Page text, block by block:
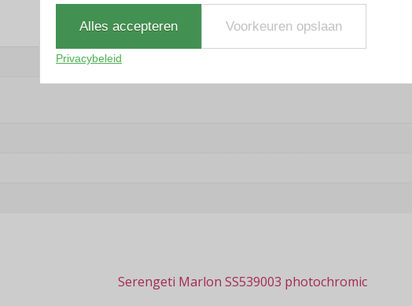
Alles accepteren Voorkeuren opslaan
Privacybeleid